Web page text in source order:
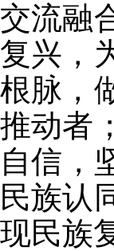
交流融
复兴，
根脉，
推动者
自信，
民族认
现民族